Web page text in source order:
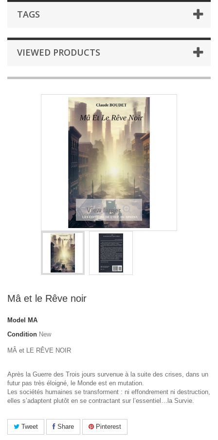
TAGS
VIEWED PRODUCTS
View larger
Mâ et le Rêve noir
Model
MA
Condition New
MÂ et LE RÊVE NOIR
Après la Guerre des Trois jours survenue à la suite des crises, dans un
futur pas très éloigné, le Monde est en mutation.
Les sociétés humaines se transforment : ni effondrement ni destruction,
elles s’adaptent plutôt en se contractant sur l’essentiel…la Survie.
Tweet Share Pinterest